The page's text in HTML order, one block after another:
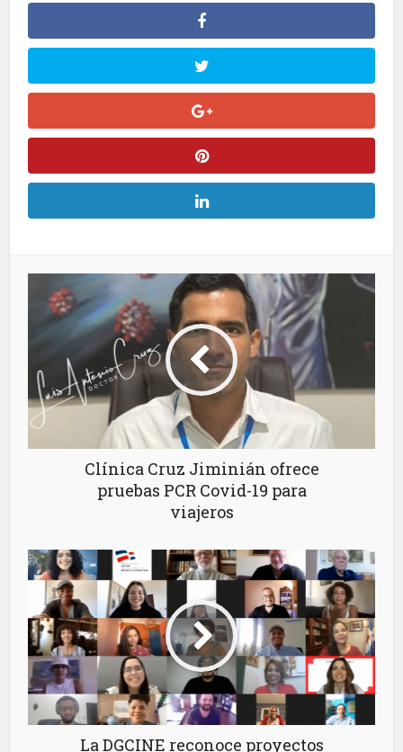
Clínica Cruz Jiminián ofrece
pruebas PCR Covid-19 para
viajeros
La DGCINE reconoce proyectos